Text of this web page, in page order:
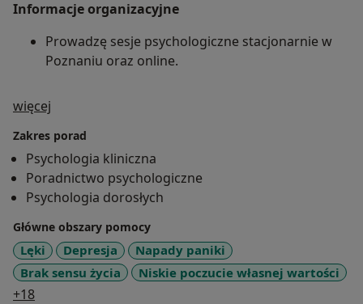
Informacje organizacyjne
Prowadzę sesje psychologiczne stacjonarnie w
Poznaniu oraz online.
więcej
Zakres porad
Psychologia kliniczna
Poradnictwo psychologiczne
Psychologia dorosłych
Główne obszary pomocy
Lęki Depresja
Napady paniki
Brak sensu życia
Niskie poczucie własnej wartości
+18a11y_sr_more_diseases